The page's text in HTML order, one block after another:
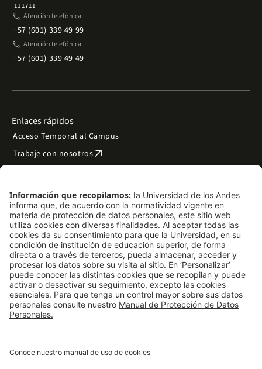
111711
phone Atención telefónica
+57 (601) 339 49 99
phone Atención telefónica
+57 (601) 339 49 49
Enlaces rápidos
Acceso Temporal al Campus
Trabaje con nosotrosarrow_outward
Preguntas frecuentes
Filantropía y donacionesarrow_outward
Mapa del sitio arrow_outward
Síguenos
LinkedIn
Instagram
Facebook
TikTok